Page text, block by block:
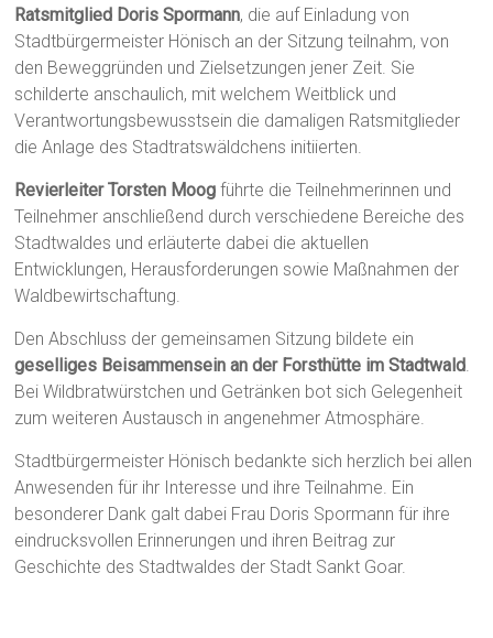
Ratsmitglied Doris Spormann, die auf Einladung von
Stadtbürgermeister Hönisch an der Sitzung teilnahm, von
den Beweggründen und Zielsetzungen jener Zeit. Sie
schilderte anschaulich, mit welchem Weitblick und
Verantwortungsbewusstsein die damaligen Ratsmitglieder
die Anlage des Stadtratswäldchens initiierten.
Revierleiter Torsten Moog führte die Teilnehmerinnen und
Teilnehmer anschließend durch verschiedene Bereiche des
Stadtwaldes und erläuterte dabei die aktuellen
Entwicklungen, Herausforderungen sowie Maßnahmen der
Waldbewirtschaftung.
Den Abschluss der gemeinsamen Sitzung bildete ein
geselliges Beisammensein an der Forsthütte im Stadtwald.
Bei Wildbratwürstchen und Getränken bot sich Gelegenheit
zum weiteren Austausch in angenehmer Atmosphäre.
Stadtbürgermeister Hönisch bedankte sich herzlich bei allen
Anwesenden für ihr Interesse und ihre Teilnahme. Ein
besonderer Dank galt dabei Frau Doris Spormann für ihre
eindrucksvollen Erinnerungen und ihren Beitrag zur
Geschichte des Stadtwaldes der Stadt Sankt Goar.